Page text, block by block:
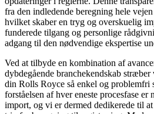
fra den indledende beregning hele
hvilket skaber en tryg og overskuelig
funderede tilgang og personlige
adgang til den nødvendige ekspertise
Ved at tilbyde en kombination af
dybdegående branchekendskab
din Rolls Royce så enkel og problemfri
forståelsen af hver eneste procesfase er
import, og vi er dermed dedikerede til